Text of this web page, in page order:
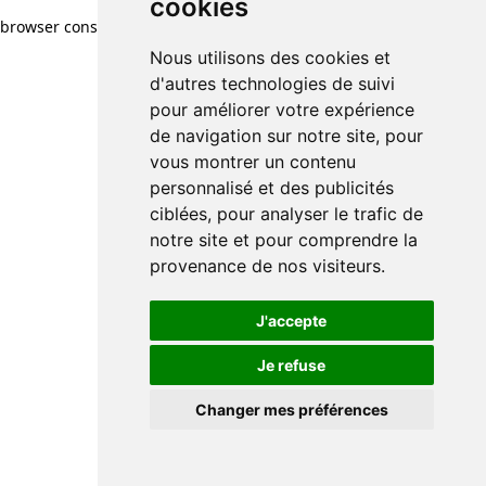
cookies
Nous utilisons des cookies et
d'autres technologies de suivi
pour améliorer votre expérience
de navigation sur notre site, pour
vous montrer un contenu
personnalisé et des publicités
ciblées, pour analyser le trafic de
notre site et pour comprendre la
provenance de nos visiteurs.
J'accepte
Je refuse
Changer mes préférences
browser console for more information)